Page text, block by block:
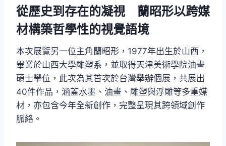
從歷史到存在的凝視 蘭昭形以跨媒
材構築哲學性的視覺語境
本次展覽另一位主角蘭昭形，1977年出生於山西，
畢業於山西大學雕塑系，並取得天津美術學院油畫
碩士學位，此次為其首次於台灣舉辦個展，共展出
40件作品，涵蓋水墨、油畫、雕塑與浮雕等多重媒
材，亦包含今年全新創作，完整呈現其跨領域創作
脈絡。